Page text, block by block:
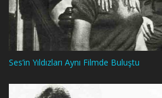
Ses’in Yıldızları Aynı Filmde Buluştu